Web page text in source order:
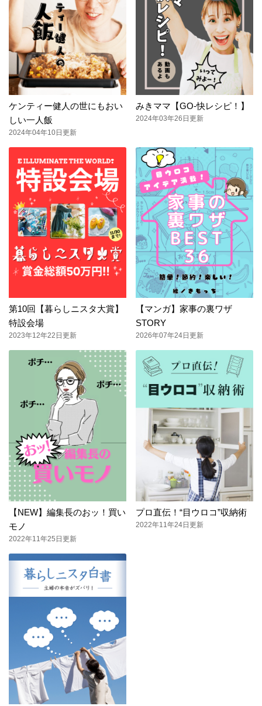
ケンティー健人の世にもおい
しい一人飯
2024年04年10日更新
みきママ【GO-快レシピ！】
2024年03年26日更新
第10回【暮らしニスタ大賞】
特設会場
2023年12年22日更新
【マンガ】家事の裏ワザ
STORY
2026年07年24日更新
【NEW】編集長のおッ！買い
モノ
2022年11年25日更新
プロ直伝！“目ウロコ”収納術
2022年11年24日更新